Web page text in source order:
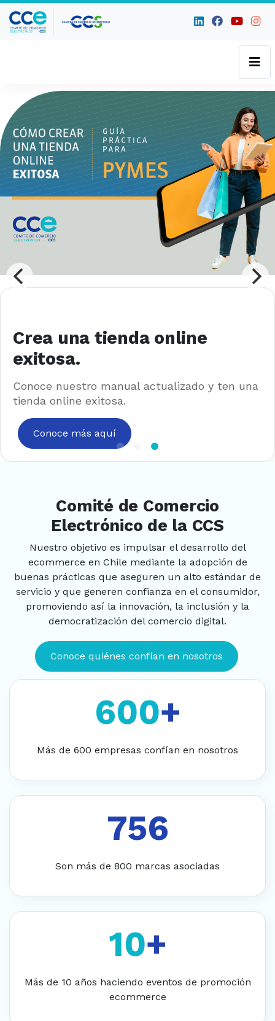
Comité de Comercio Electrónico
tienda online
manual actualizado y ten una
exitosa.
más aquí
Electrónico de la CCS
Nuestro objetivo es impulsar el desarrollo del
ecommerce en Chile mediante la adopción de
buenas prácticas que aseguren un alto estándar de
servicio y que generen confianza en el consumidor,
promoviendo así la innovación, la inclusión y la
democratización del comercio digital.
600+
800+
10+
ecommerce